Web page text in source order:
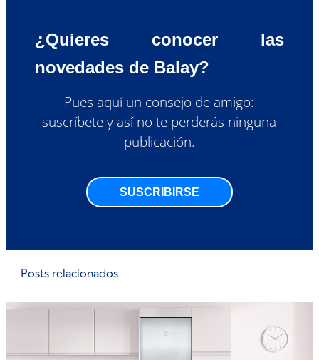
¿Quieres conocer las
novedades de Balay?
Pues aquí un consejo de amigo:
suscríbete y así no te perderás ninguna
publicación.
SUSCRIBIRSE
Posts relacionados